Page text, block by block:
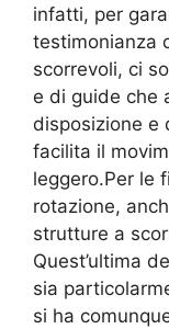
infatti, per
testimonianza
scorrevoli, ci
e di guide che
disposizione e
facilita il
leggero.Per le
rotazione,
strutture a
Quest’ultima
sia
si ha